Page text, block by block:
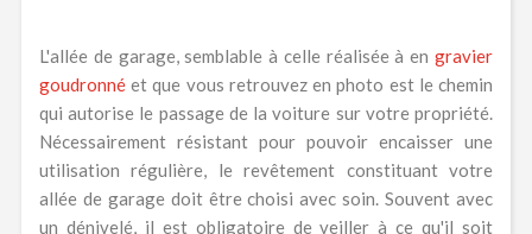
L'allée de garage, semblable à celle réalisée à engravier
goudronnéet que vous retrouvez en photo est le chemin
qui autorise le passage de la voiture sur votre propriété.
Nécessairement résistant pour pouvoir encaisser une
utilisation régulière, le revêtement constituant votre
allée de garage doit être choisi avec soin. Souvent avec
un dénivelé, il est obligatoire de veiller à ce qu'il soit